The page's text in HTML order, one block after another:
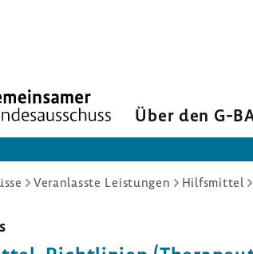
Über den G-
Veranlasste Leistungen Hilfsmittel